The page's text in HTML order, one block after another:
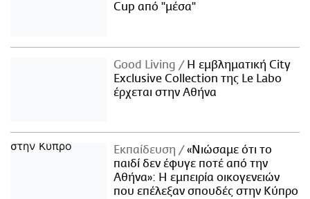
Cup από "μέσα"
Good Living
Η εμβληματική City
Exclusive Collection της Le Labo
έρχεται στην Αθήνα
Εκπαίδευση
«Νιώσαμε ότι το
παιδί δεν έφυγε ποτέ από την
Αθήνα»: Η εμπειρία οικογενειών
που επέλεξαν σπουδές στην Κύπρο